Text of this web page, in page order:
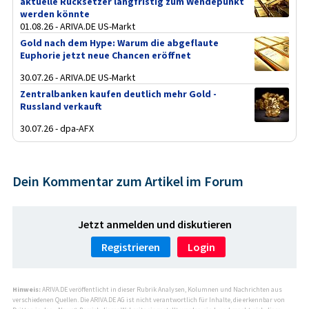
werden könnte
01.08.26 - ARIVA.DE US-Markt
Gold nach dem Hype: Warum die abgeflaute
Euphorie jetzt neue Chancen eröffnet
30.07.26 - ARIVA.DE US-Markt
Zentralbanken kaufen deutlich mehr Gold -
Russland verkauft
30.07.26 - dpa-AFX
Dein Kommentar zum Artikel im Forum
Jetzt anmelden und diskutieren
Registrieren
Login
Hinweis:ARIVA.DE veröffentlicht in dieser Rubrik Analysen, Kolumnen und Nachrichten aus
verschiedenen Quellen. Die ARIVA.DE AG ist nicht verantwortlich für Inhalte, die erkennbar von